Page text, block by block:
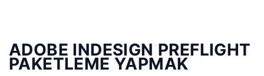
ADOBE INDESIGN PREFLIGHT
PAKETLEME YAPMAK